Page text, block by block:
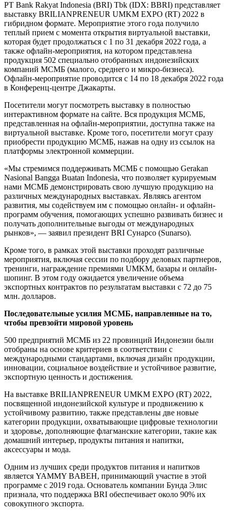
PT Bank Rakyat Indonesia (BRI) Tbk (IDX: BBRI) представляет
выставку BRILIANPRENEUR UMKM EXPO (RT) 2022 в
гибридном формате. Мероприятие этого года получило
теплый прием с момента открытия виртуальной выставки,
которая будет продолжаться с 1 по 31 декабря 2022 года, а
также офлайн-мероприятия, на котором представлена
продукция 502 специально отобранных индонезийских
компаний МСМБ (малого, среднего и микро-бизнеса).
Офлайн-мероприятие проводится с 14 по 18 декабря 2022 года
в Конференц-центре Джакарты.
Посетители могут посмотреть выставку в полностью
интерактивном формате на сайте. Вся продукция МСМБ,
представленная на офлайн-мероприятии, доступна также на
виртуальной выставке. Кроме того, посетители могут сразу
приобрести продукцию МСМБ, нажав на одну из ссылок на
платформы электронной коммерции.
«Мы стремимся поддерживать МСМБ с помощью Gerakan
Nasional Bangga Buatan Indonesia, что позволяет курируемым
нами МСМБ демонстрировать свою лучшую продукцию на
различных международных выставках. Являясь агентом
развития, мы содействуем им с помощью онлайн- и офлайн-
программ обучения, помогающих успешно развивать бизнес и
получать дополнительные выгоды от международных
рынков», — заявил президент BRI Сунарсо (Sunarso).
Кроме того, в рамках этой выставки проходят различные
мероприятия, включая сессии по подбору деловых партнеров,
тренинги, награждение премиями UMKM, базары и онлайн-
шопинг. В этом году ожидается увеличение объема
экспортных контрактов по результатам выставки с 72 до 75
млн. долларов.
Последовательные усилия МСМБ, направленные на то,
чтобы превзойти мировой уровень
500 предприятий МСМБ из 22 провинций Индонезии были
отобраны на основе критериев в соответствии с
международными стандартами, включая дизайн продукции,
инновации, социальное воздействие и устойчивое развитие,
экспортную ценность и достижения.
На выставке BRILIANPRENEUR UMKM EXPO (RT) 2022,
посвященной индонезийской культуре и продвижению к
устойчивому развитию, также представлены две новые
категории продукции, охватывающие цифровые технологии
и здоровье, дополняющие флагманские категории, такие как
домашний интерьер, продукты питания и напитки,
аксессуары и мода.
Одним из лучших среди продуктов питания и напитков
является YAMMY BABEH, принимающий участие в этой
программе с 2019 года. Основатель компании Бунда Элис
признала, что поддержка BRI обеспечивает около 90% их
совокупного экспорта.